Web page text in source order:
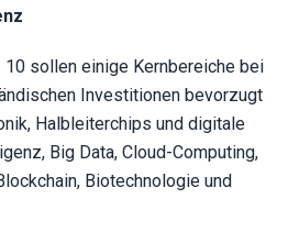
10 sollen einige Kernbereiche bei
Investitionen bevorzugt
Halbleiterchips und digitale
Big Data, Cloud-Computing,
Biotechnologie und